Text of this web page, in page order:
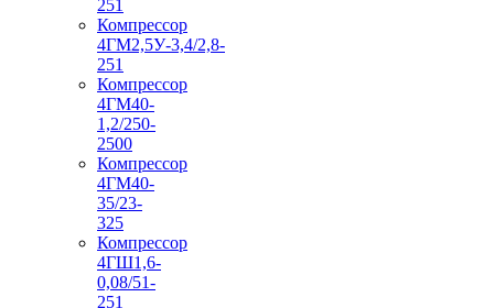
251
Компрессор
4ГМ2,5У-3,4/2,8-
251
Компрессор
4ГМ40-
1,2/250-
2500
Компрессор
4ГМ40-
35/23-
325
Компрессор
4ГШ1,6-
0,08/51-
251